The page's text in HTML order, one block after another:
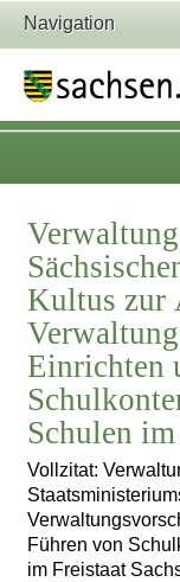
Navigation
Kultus zur
Einrichten
Schulen im
Vollzitat:
Führen von
im Freistaat